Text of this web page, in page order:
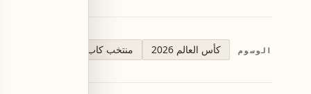
الوسوم كأس العالم 2026 منتخب كاب فيردي